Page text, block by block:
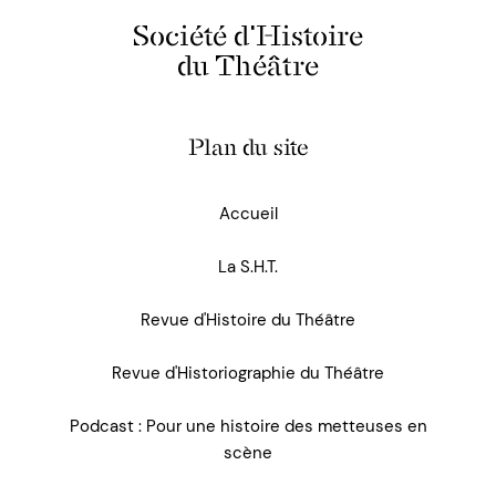
Société d'Histoire
du Théâtre
Plan du site
Accueil
La S.H.T.
Revue d'Histoire du Théâtre
Revue d'Historiographie du Théâtre
Podcast : Pour une histoire des metteuses en
scène